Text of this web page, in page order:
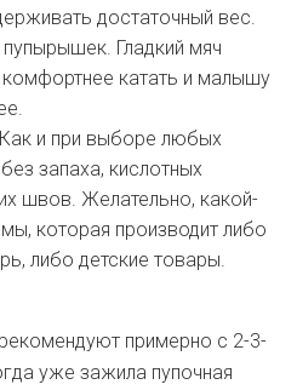
достаточный вес.
Гладкий мяч
катать и малышу
и при выборе любых
запаха, кислотных
швов. Желательно, какой-
которая производит либо
либо детские товары.
примерно с 2-3-
уже зажила пупочная